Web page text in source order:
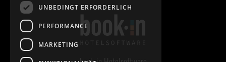
UNBEDINGT ERFORDERLICH
PERFORMANCE
MARKETING